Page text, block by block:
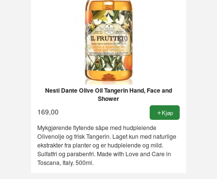
Nesti Dante Olive Oil Tangerin Hand, Face and
Shower
169,00 Kjøp
Mykgjørende flytende såpe med hudpleiende
Olivenolje og frisk Tangerin. Laget kun med naturlige
ekstrakter fra planter og er hudpleiende og mild.
Sulfatfri og parabenfri. Made with Love and Care in
Toscana, Italy. 500ml.